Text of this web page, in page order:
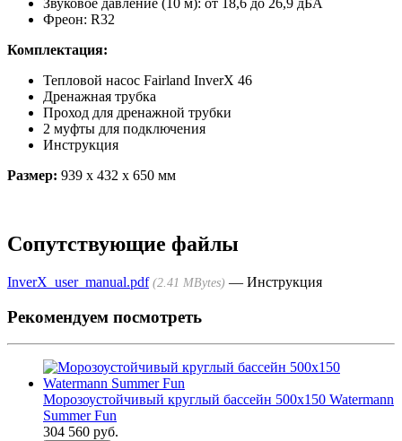
Звуковое давление (10 м): от 18,6 до 26,9 дБА
Фреон: R32
Комплектация:
Тепловой насос Fairland InverX 46
Дренажная трубка
Проход для дренажной трубки
2 муфты для подключения
Инструкция
Размер: 939 х 432 х 650 мм
Сопутствующие файлы
InverX_user_manual.pdf 2.41 MBytes Инструкция
Рекомендуем посмотреть
Морозоустойчивый круглый бассейн 500х150 Watermann
Summer Fun
304 560 руб.